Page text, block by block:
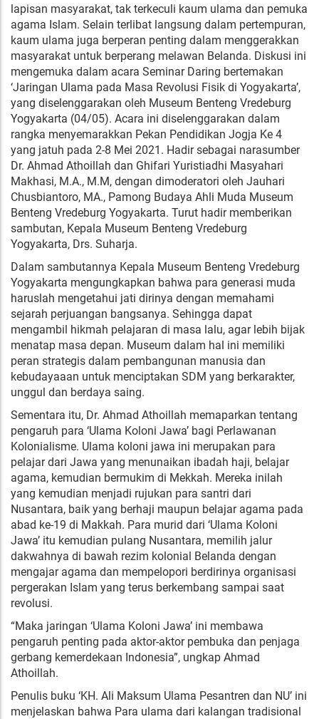
lapisan masyarakat, tak terkeculi kaum ulama dan pemuka
agama Islam. Selain terlibat langsung dalam pertempuran,
kaum ulama juga berperan penting dalam menggerakkan
masyarakat untuk berperang melawan Belanda. Diskusi ini
mengemuka dalam acara Seminar Daring bertemakan
‘Jaringan Ulama pada Masa Revolusi Fisik di Yogyakarta’,
yang diselenggarakan oleh Museum Benteng Vredeburg
Yogyakarta (04/05). Acara ini diselenggarakan dalam
rangka menyemarakkan Pekan Pendidikan Jogja Ke 4
yang jatuh pada 2-8 Mei 2021. Hadir sebagai narasumber
Dr. Ahmad Athoillah dan Ghifari Yuristiadhi Masyahari
Makhasi, M.A., M.M, dengan dimoderatori oleh Jauhari
Chusbiantoro, MA., Pamong Budaya Ahli Muda Museum
Benteng Vredeburg Yogyakarta. Turut hadir memberikan
sambutan, Kepala Museum Benteng Vredeburg
Yogyakarta, Drs. Suharja.
Dalam sambutannya Kepala Museum Benteng Vredeburg
Yogyakarta mengungkapkan bahwa para generasi muda
haruslah mengetahui jati dirinya dengan memahami
sejarah perjuangan bangsanya. Sehingga dapat
mengambil hikmah pelajaran di masa lalu, agar lebih bijak
menatap masa depan. Museum dalam hal ini memiliki
peran strategis dalam pembangunan manusia dan
kebudayaaan untuk menciptakan SDM yang berkarakter,
unggul dan berdaya saing.
Sementara itu, Dr. Ahmad Athoillah memaparkan tentang
pengaruh para ‘Ulama Koloni Jawa’ bagi Perlawanan
Kolonialisme. Ulama koloni jawa ini merupakan para
pelajar dari Jawa yang menunaikan ibadah haji, belajar
agama, kemudian bermukim di Mekkah. Mereka inilah
yang kemudian menjadi rujukan para santri dari
Nusantara, baik yang berhaji maupun belajar agama pada
abad ke-19 di Makkah. Para murid dari ‘Ulama Koloni
Jawa’ itu kemudian pulang Nusantara, memilih jalur
dakwahnya di bawah rezim kolonial Belanda dengan
mengajar agama dan mempelopori berdirinya organisasi
pergerakan Islam yang terus berkembang sampai saat
revolusi.
“Maka jaringan ‘Ulama Koloni Jawa’ ini membawa
pengaruh penting pada aktor-aktor pembuka dan penjaga
gerbang kemerdekaan Indonesia”, ungkap Ahmad
Athoillah.
Penulis buku ‘KH. Ali Maksum Ulama Pesantren dan NU’ ini
menjelaskan bahwa Para ulama dari kalangan tradisional